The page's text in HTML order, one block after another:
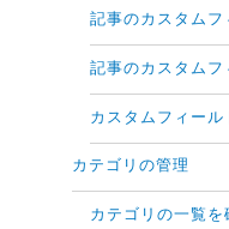
記事のカスタムフ
記事のカスタムフ
カスタムフィール
カテゴリの管理
カテゴリの一覧を